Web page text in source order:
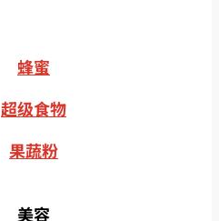
蜂蜜
超级食物
果蔬粉
美容